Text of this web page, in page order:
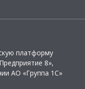
платформу
8»,
АО «Группа 1С»